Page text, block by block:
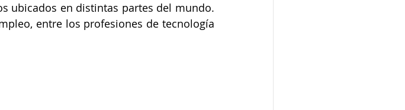
ubicados en distintas partes del mundo.
entre los profesiones de tecnología